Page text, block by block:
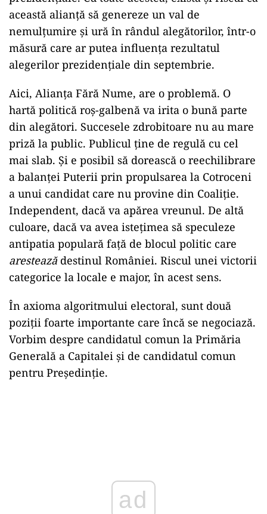
această alianță să genereze un val de
nemulțumire și ură în rândul alegătorilor, într-o
măsură care ar putea influența rezultatul
alegerilor prezidențiale din septembrie.
Aici, Alianța Fără Nume, are o problemă. O
hartă politică roș-galbenă va irita o bună parte
din alegători. Succesele zdrobitoare nu au mare
priză la public. Publicul ține de regulă cu cel
mai slab. Și e posibil să dorească o reechilibrare
a balanței Puterii prin propulsarea la Cotroceni
a unui candidat care nu provine din Coaliție.
Independent, dacă va apărea vreunul. De altă
culoare, dacă va avea istețimea să speculeze
antipatia populară față de blocul politic care
aresteazădestinul României. Riscul unei victorii
categorice la locale e major, în acest sens.
În axioma algoritmului electoral, sunt două
poziții foarte importante care încă se negociază.
Vorbim despre candidatul comun la Primăria
Generală a Capitalei și de candidatul comun
pentru Președinție.
ad